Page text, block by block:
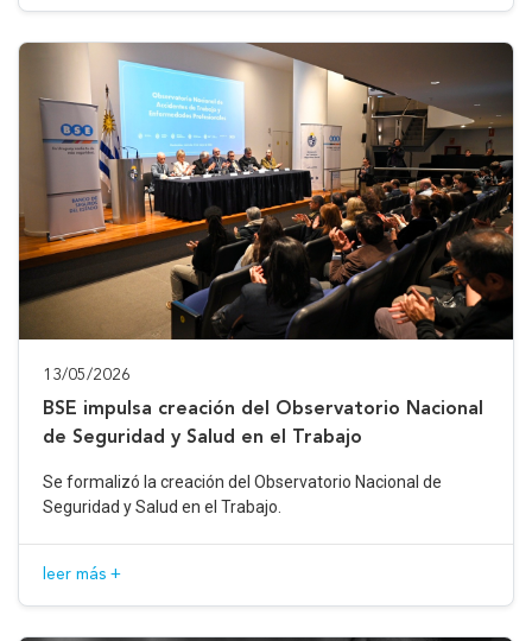
13/05/2026
BSE impulsa creación del Observatorio Nacional
de Seguridad y Salud en el Trabajo
Se formalizó la creación del Observatorio Nacional de
Seguridad y Salud en el Trabajo.
leer más +